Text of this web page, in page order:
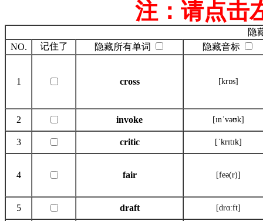
注：请点击
隐
NO.
记住了 隐藏所有单词 隐藏音标
1 cross [krɒs]
2 invoke [ɪnˈvəʊk]
3 critic [ˈkrɪtɪk]
4 fair [feə(r)]
5 draft [drɑ:ft]